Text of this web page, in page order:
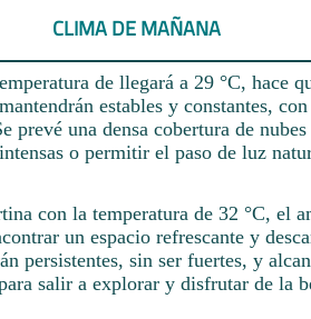
CLIMA DE MAÑANA
de llegará a 29 °C, hace
estables y constantes,
prevé una densa cobertura de
o permitir el paso de luz
con la temperatura de 32 °C, el
un espacio refrescante y
persistentes, sin ser fuertes, y
salir a explorar y disfrutar de la